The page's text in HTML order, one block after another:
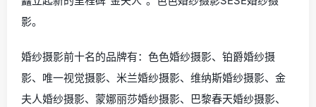
影。
婚纱摄影前十名的品牌有：色色婚纱摄影、铂爵婚纱摄
影、唯一视觉摄影、米兰婚纱摄影、维纳斯婚纱摄影、金
夫人婚纱摄影、蒙娜丽莎婚纱摄影、巴黎春天婚纱摄影、